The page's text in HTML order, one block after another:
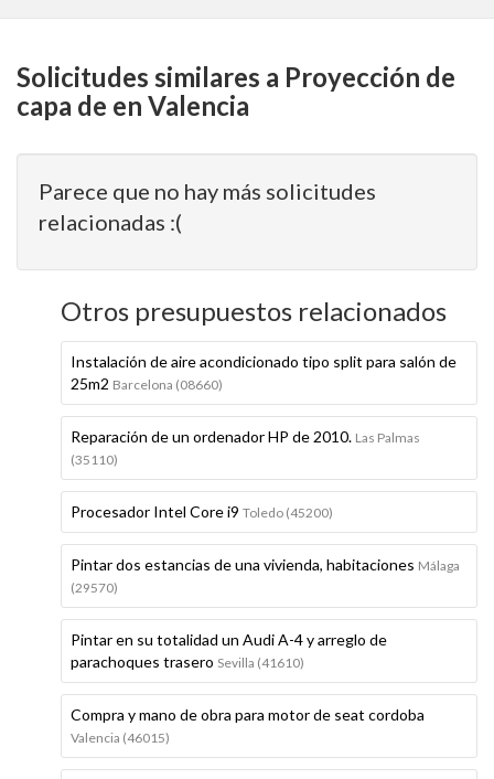
Solicitudes similares a Proyección de
capa de en Valencia
Parece que no hay más solicitudes
relacionadas :(
Otros presupuestos relacionados
Instalación de aire acondicionado tipo split para salón de
25m2 Barcelona (08660)
Reparación de un ordenador HP de 2010. Las Palmas
(35110)
Procesador Intel Core i9 Toledo (45200)
Pintar dos estancias de una vivienda, habitaciones Málaga
(29570)
Pintar en su totalidad un Audi A-4 y arreglo de
parachoques trasero Sevilla (41610)
Compra y mano de obra para motor de seat cordoba
Valencia (46015)